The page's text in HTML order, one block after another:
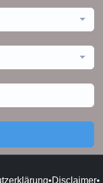
•Disclaimer•